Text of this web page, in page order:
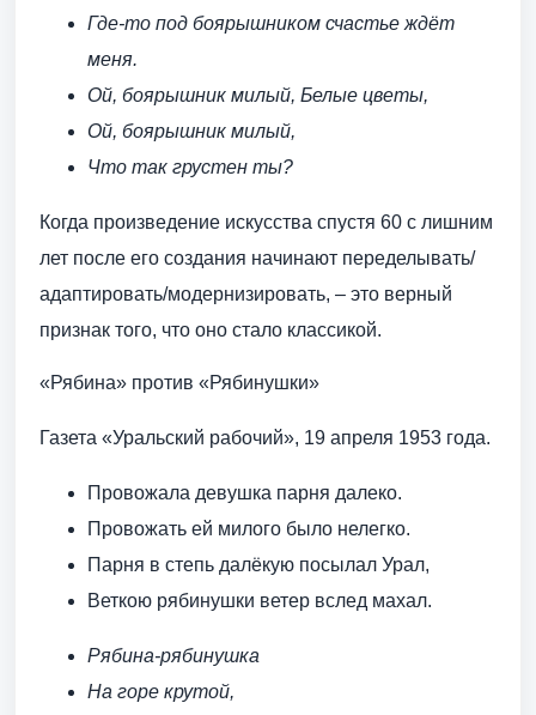
Где-то под боярышником счастье ждёт
меня.
Ой, боярышник милый, Белые цветы,
Ой, боярышник милый,
Что так грустен ты?
Когда произведение искусства спустя 60 с лишним
лет после его создания начинают переделывать/
адаптировать/модернизировать, – это верный
признак того, что оно стало классикой.
«Рябина» против «Рябинушки»
Газета «Уральский рабочий», 19 апреля 1953 года.
Провожала девушка парня далеко.
Провожать ей милого было нелегко.
Парня в степь далёкую посылал Урал,
Веткою рябинушки ветер вслед махал.
Рябина-рябинушка
На горе крутой,